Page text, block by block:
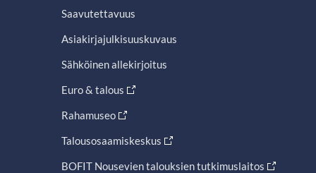
Saavutettavuus
Asiakirjajulkisuuskuvaus
Sähköinen allekirjoitus
Euro & talous
Rahamuseo
Talousosaamiskeskus
BOFIT Nousevien talouksien tutkimuslaitos